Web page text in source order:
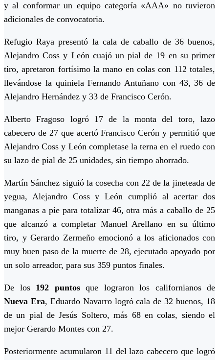
y al conformar un equipo categoría «AAA» no tuvieron
adicionales de convocatoria.
Refugio Raya presentó la cala de caballo de 36 buenos,
Alejandro Coss y León cuajó un pial de 19 en su primer
tiro, apretaron fortísimo la mano en colas con 112 totales,
llevándose la quiniela Fernando Antuñano con 43, 36 de
Alejandro Hernández y 33 de Francisco Cerón.
Alberto Fragoso logró 17 de la monta del toro, lazo
cabecero de 27 que acertó Francisco Cerón y permitió que
Alejandro Coss y León completase la terna en el ruedo con
su lazo de pial de 25 unidades, sin tiempo ahorrado.
Martín Sánchez siguió la cosecha con 22 de la jineteada de
yegua, Alejandro Coss y León cumplió al acertar dos
manganas a pie para totalizar 46, otra más a caballo de 25
que alcanzó a completar Manuel Arellano en su último
tiro, y Gerardo Zermeño emocionó a los aficionados con
muy buen paso de la muerte de 28, ejecutado apoyado por
un solo arreador, para sus 359 puntos finales.
De los 192 puntosque lograron los californianos de
Nueva Era, Eduardo Navarro logró cala de 32 buenos, 18
de un pial de Jesús Soltero, más 68 en colas, siendo el
mejor Gerardo Montes con 27.
Posteriormente acumularon 11 del lazo cabecero que logró